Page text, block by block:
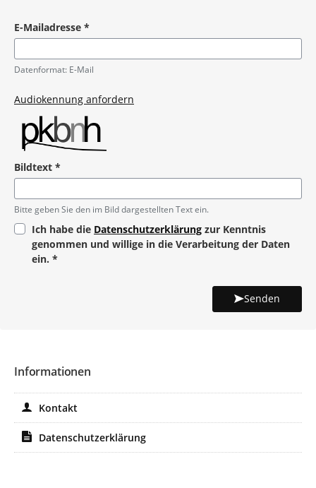
E-Mailadresse *
Pflichtangabe
Datenformat: E-Mail
Audiokennung anfordern
Bildtext *
Pflichtangabe
Bitte geben Sie den im Bild dargestellten Text ein.
Ich habe die Datenschutzerklärung zur Kenntnis
genommen und willige in die Verarbeitung der Daten
ein. *
Senden
Informationen
Kontakt
Datenschutzerklärung